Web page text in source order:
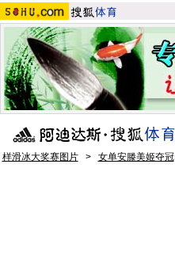
样滑冰大奖赛图片
> 女单安滕美姬夺冠